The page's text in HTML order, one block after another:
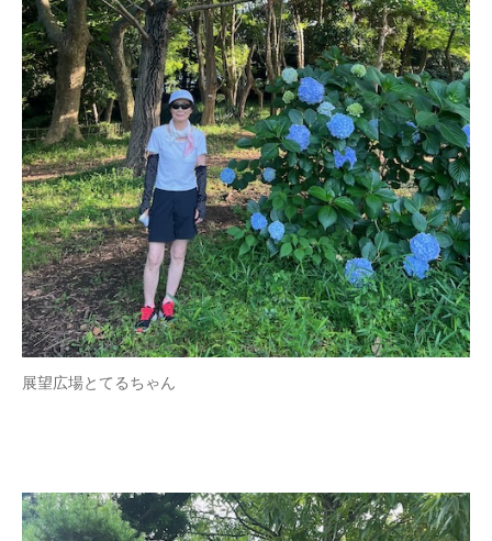
展望広場とてるちゃん